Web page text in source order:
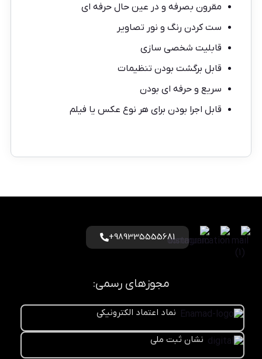
مقرون بصرفه و در عین حال حرفه ای
ست کردن رنگ و نور تصاویر
قابلیت شخصی سازی
قابل برگشت بودن تنظیمات
سریع و حرفه ای بودن
قابل اجرا بودن برای هر نوع عکس یا فیلم
989335555681+
مجوزهای رسمی:
نماد اعتماد الکترونیکی
نشان ثبت ملی